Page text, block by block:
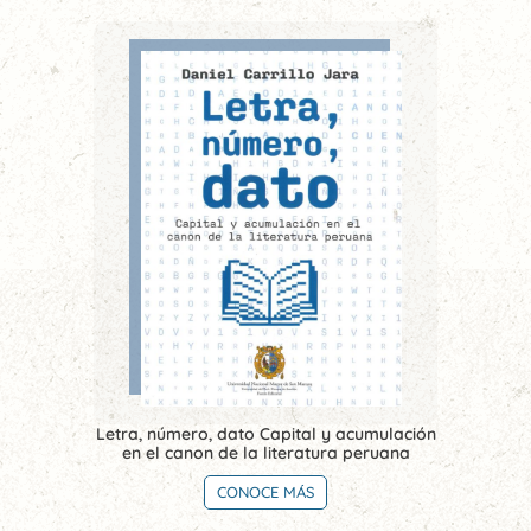
Letra, número, dato Capital y acumulación
en el canon de la literatura peruana
CONOCE MÁS